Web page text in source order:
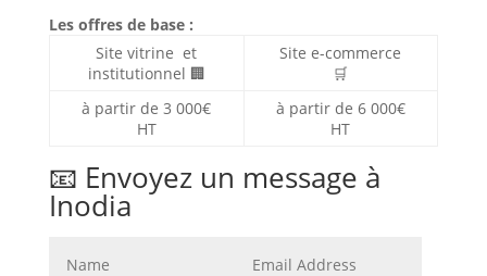
Les offres de base :
Site vitrine et
institutionnel 🏢
Site e-commerce
🛒
à partir de 3 000€
HT
à partir de 6 000€
HT
📧 Envoyez un message à
Inodia